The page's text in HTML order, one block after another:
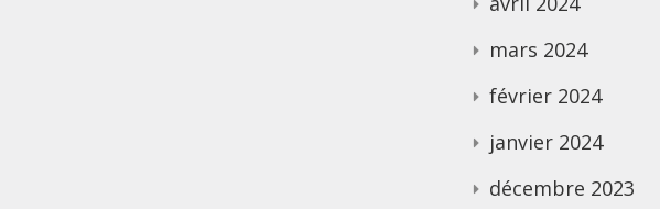
mars 2024
février 2024
janvier 2024
décembre 2023